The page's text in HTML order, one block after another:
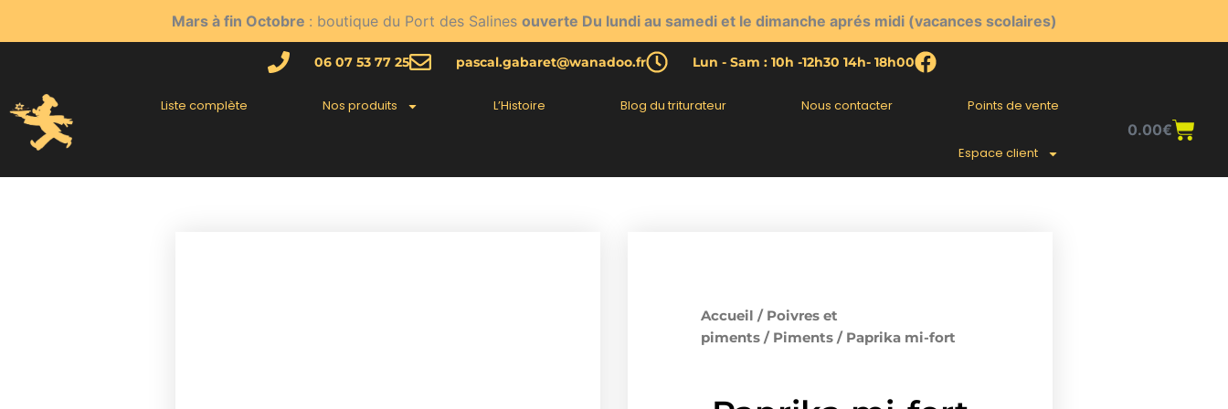
Mars à fin Octobre : boutique du Port des Salines ouverte Du lundi au samedi et le dimanche aprés midi (vacances scolaires)
06 07 53 77 25 pascal.gabaret@wanadoo.fr Lun - Sam : 10h -12h30 14h- 18h00
Liste complète Nos produits L’Histoire Blog du triturateur Nous contacter Points de vente
Espace client
0.00€
Accueil / Poivres et
piments / Piments / Paprika mi-fort